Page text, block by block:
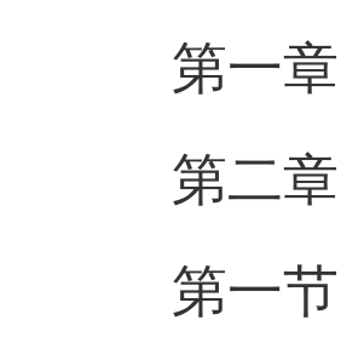
第一
第二章
第一节